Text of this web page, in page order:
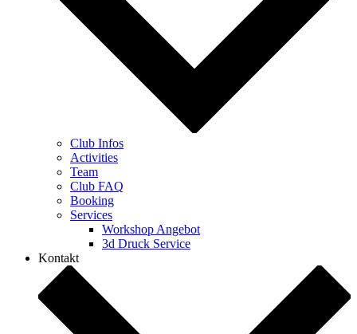
Club Infos
Activities
Team
Club FAQ
Booking
Services
Workshop Angebot
3d Druck Service
Kontakt